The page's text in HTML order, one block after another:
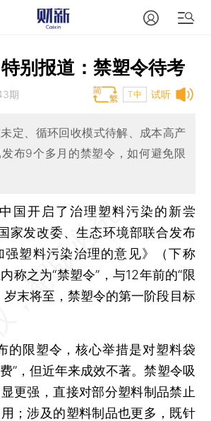
别报道：禁塑令待考
试听
期 T中
定、循环回收模式待解、成本高产
布9个多月的禁塑令，如何避免限
开启了治理塑料污染的新尝
家发改委、生态环境部联合发布
强塑料污染治理的意见》（下称
称之为“禁塑令”，与12年前的“限
岁末将至，禁塑令的第一阶段目标
限塑令，核心举措是对塑料袋
”，但近年来成效不著。禁塑令吸
更强，直接对部分塑料制品禁止
；涉及的塑料制品也更多，既针